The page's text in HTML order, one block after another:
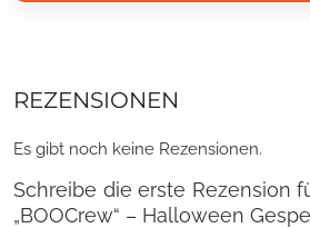
REZENSIONEN
Es gibt noch keine Rezensionen.
Schreibe die erste Rezension
„BOOCrew“ – Halloween